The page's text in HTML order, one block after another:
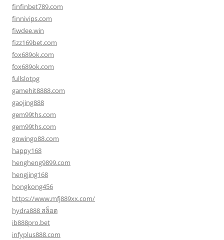
finfinbet789.com
finnivips.com
fiwdee.win
fizz169bet.com
fox689ok.com
fox689ok.com
fullslotpg
gamehit8888.com
gaojing888
gem99ths.com
gem99ths.com
gowingo88.com
happy168
hengheng9899.com
hengjing168
hongkong456
https://www.mfj889xx.com/
hydra888 สล็อต
ib888pro.bet
infyplus888.com